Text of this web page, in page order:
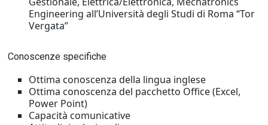
Engineering all’Università degli Studi di Roma “Tor
Vergata”
Conoscenze specifiche
Ottima conoscenza della lingua inglese
Ottima conoscenza del pacchetto Office (Excel,
Power Point)
Capacità comunicative